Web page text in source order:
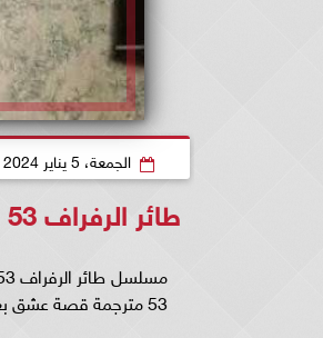
الجمعة، 5 يناير 2024
طائر الرفراف 53
53 مترجمة قصة عشق بعدما استطاع تحقيق نسب مشاهدة عالية.